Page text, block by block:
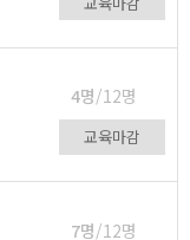
4명/12명
교육마감
7명/12명